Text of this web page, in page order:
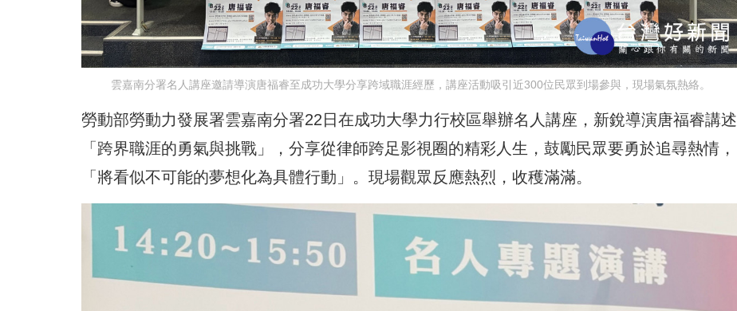
雲嘉南分署名人講座邀請導演唐福睿至成功大學分享跨域職涯經歷，講座活動吸引近300位民眾到場參與，現場氣氛熱絡。
勞動部勞動力發展署雲嘉南分署22日在成功大學力行校區舉辦名人講座，新銳導演唐福睿講述
「跨界職涯的勇氣與挑戰」，分享從律師跨足影視圈的精彩人生，鼓勵民眾要勇於追尋熱情，
「將看似不可能的夢想化為具體行動」。現場觀眾反應熱烈，收穫滿滿。